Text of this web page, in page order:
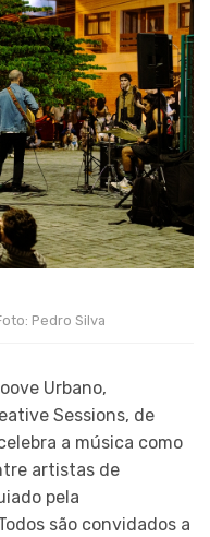
Pedro Silva
Urbano,
Sessions, de
a música como
artistas de
pela
são convidados a